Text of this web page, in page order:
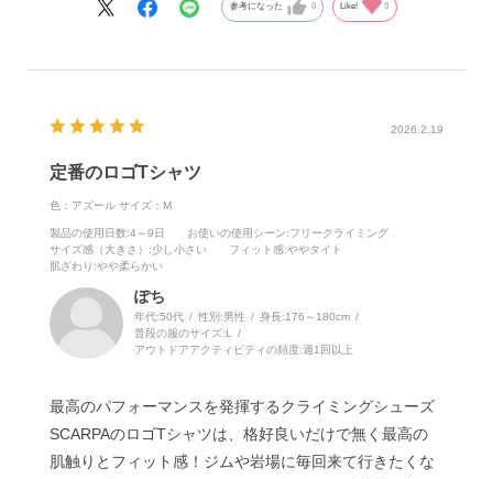
参考になった 0 Like! 0
2026.2.19
定番のロゴTシャツ
色：アズール サイズ：M
製品の使用日数:4～9日 お使いの使用シーン:フリークライミング
サイズ感（大きさ） :少し小さい フィット感:ややタイト
肌ざわり :やや柔らかい
ぽち
年代:50代 性別:男性 身長:176～180cm
普段の服のサイズ:L
アウトドアアクティビティの頻度:週1回以上
最高のパフォーマンスを発揮するクライミングシューズ
SCARPAのロゴTシャツは、格好良いだけで無く最高の
肌触りとフィット感！ジムや岩場に毎回来て行きたくな